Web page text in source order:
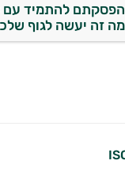
הפסקתם להתמיד עם
מה זה יעשה לגוף